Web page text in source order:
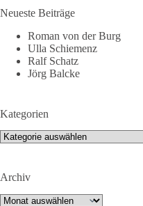
Neueste Beiträge
Roman von der Burg
Ulla Schiemenz
Ralf Schatz
Jörg Balcke
Kategorien
Kategorien
Archiv
Archiv